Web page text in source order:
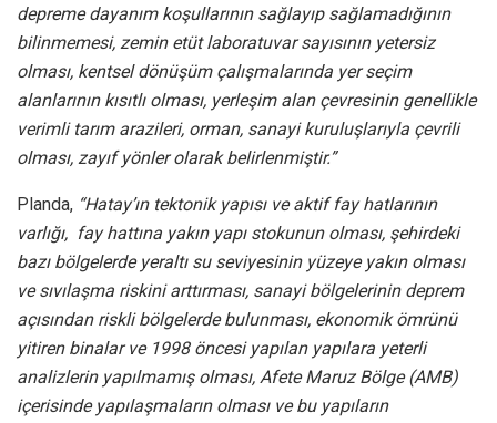
depreme dayanım koşullarının sağlayıp sağlamadığının
bilinmemesi, zemin etüt laboratuvar sayısının yetersiz
olması, kentsel dönüşüm çalışmalarında yer seçim
alanlarının kısıtlı olması, yerleşim alan çevresinin genellikle
verimli tarım arazileri, orman, sanayi kuruluşlarıyla çevrili
olması, zayıf yönler olarak belirlenmiştir.”
Planda, “Hatay’ın tektonik yapısı ve aktif fay hatlarının
varlığı, fay hattına yakın yapı stokunun olması, şehirdeki
bazı bölgelerde yeraltı su seviyesinin yüzeye yakın olması
ve sıvılaşma riskini arttırması, sanayi bölgelerinin deprem
açısından riskli bölgelerde bulunması, ekonomik ömrünü
yitiren binalar ve 1998 öncesi yapılan yapılara yeterli
analizlerin yapılmamış olması, Afete Maruz Bölge (AMB)
içerisinde yapılaşmaların olması ve bu yapıların